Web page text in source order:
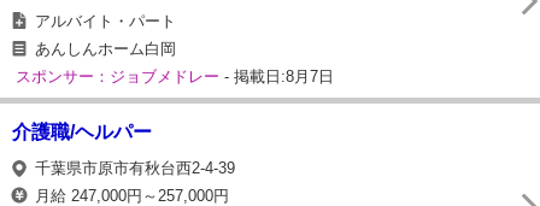
アルバイト・パート
あんしんホーム白岡
スポンサー：ジョブメドレー - 掲載日:8月7日
介護職/ヘルパー
千葉県市原市有秋台西2-4-39
月給 247,000円～257,000円